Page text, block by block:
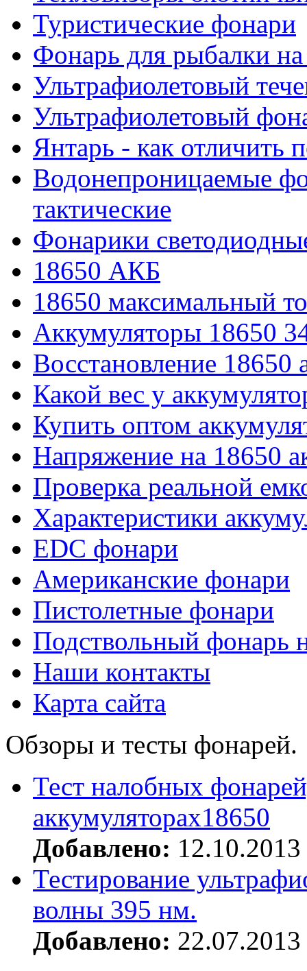
Туристические фонари
Фонарь для рыбалки на
Ультрафиолетовый
Ультрафиолетовый
Янтарь - как отличить
Водонепроницаемые
тактические
Фонарики
18650 АКБ
18650 максимальный
Аккумуляторы 18650
Восстановление 18650
Какой вес у
Купить оптом
Напряжение на 18650
Проверка реальной
Характеристики
EDC фонари
Американские фонари
Пистолетные фонари
Подствольный фонарь
Наши контакты
Карта сайта
Обзоры и тесты фонарей.
Тест налобных
аккумуляторах18650
Добавлено: 12.10.2013
Тестирование
волны 395 нм.
Добавлено: 22.07.2013